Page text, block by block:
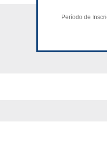
* Número
Período de